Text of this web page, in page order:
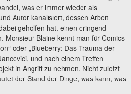
was er immer wieder als
Autor kanalisiert, dessen Arbeit
geholfen hat, einen dringend
Monsieur Blaine kennt man für Comics
oder „Blueberry: Das Trauma der
und nach einem Treffen
in Angriff zu nehmen. Nicht zuletzt
der Stand der Dinge, was kann, was